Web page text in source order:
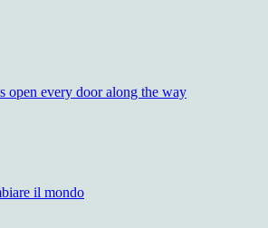
open every door along the way
il mondo